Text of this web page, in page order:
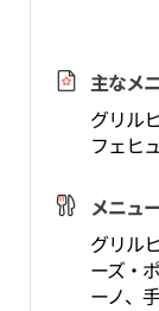
主なメ
グリル
フェヒ
メニュ
グリル
ーズ・
ーノ、